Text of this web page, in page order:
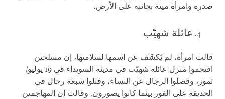
صدره وامرأة ميتة بجانبه على الأرض.
عائلة شهيّب
قالت امرأة، لم يُكشَف عن اسمها لسلامتها، إن مسلحين
اقتحموا منزل عائلة شهيّب في مدينة السويداء في 19 يوليو/
تموز، وفصلوا الرجال عن النساء، وقتلوا سبعة رجال في
الحديقة على الفور بينما كانوا يصورون. وقالت إن المهاجمين